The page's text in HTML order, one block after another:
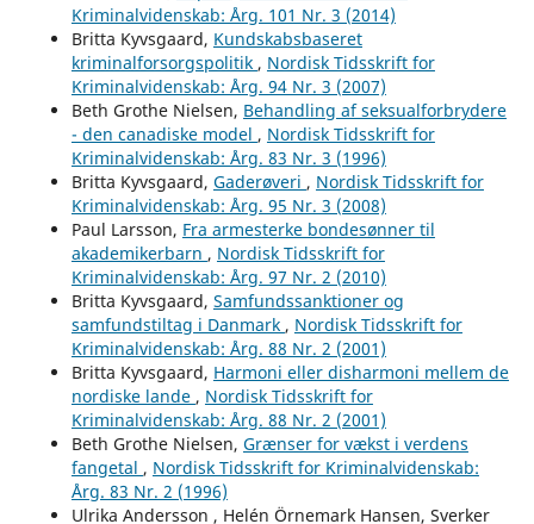
Kriminalvidenskab: Årg. 101 Nr. 3 (2014)
Britta Kyvsgaard, Kundskabsbaseret
kriminalforsorgspolitik , Nordisk Tidsskrift for
Kriminalvidenskab: Årg. 94 Nr. 3 (2007)
Beth Grothe Nielsen, Behandling af seksualforbrydere
- den canadiske model , Nordisk Tidsskrift for
Kriminalvidenskab: Årg. 83 Nr. 3 (1996)
Britta Kyvsgaard, Gaderøveri , Nordisk Tidsskrift for
Kriminalvidenskab: Årg. 95 Nr. 3 (2008)
Paul Larsson, Fra armesterke bondesønner til
akademikerbarn , Nordisk Tidsskrift for
Kriminalvidenskab: Årg. 97 Nr. 2 (2010)
Britta Kyvsgaard, Samfundssanktioner og
samfundstiltag i Danmark , Nordisk Tidsskrift for
Kriminalvidenskab: Årg. 88 Nr. 2 (2001)
Britta Kyvsgaard, Harmoni eller disharmoni mellem de
nordiske lande , Nordisk Tidsskrift for
Kriminalvidenskab: Årg. 88 Nr. 2 (2001)
Beth Grothe Nielsen, Grænser for vækst i verdens
fangetal , Nordisk Tidsskrift for Kriminalvidenskab:
Årg. 83 Nr. 2 (1996)
Ulrika Andersson , Helén Örnemark Hansen, Sverker